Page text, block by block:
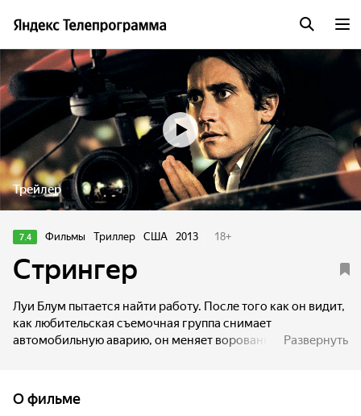
Трейлер
7.4 Фильмы Триллер США 2013 18+
Стрингер
Луи Блум пытается найти работу. После того как он видит,
как любительская съемочная группа снимает
автомобильную аварию, он меняет ворованный
компании. Директор новостей Нина покупает запись и
убеждает его продолжить работу. Вскоре становится
Развернуть
О фильме